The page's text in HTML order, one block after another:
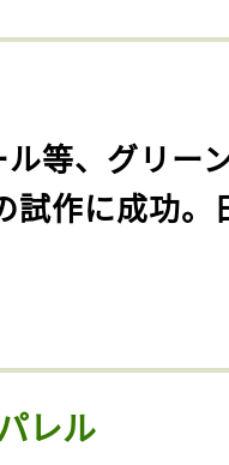
ル等、グリー
試作に成功。
レル